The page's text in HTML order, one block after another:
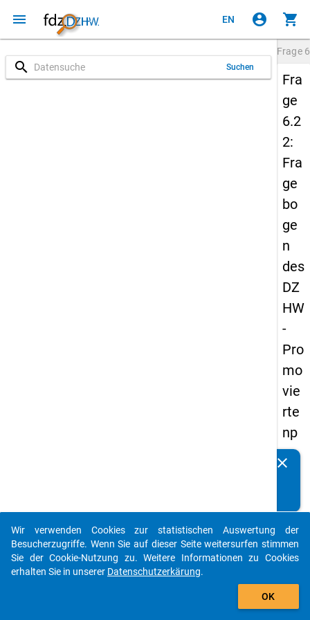
menu EN account_circle shopping_cart
search Suchen
Frage
Fra
ge
6.2
2:
Fra
ge
bo
ge
n
des
DZ
HW
-
Pro
mo
vie
rte
np
an
14
-
zw
clear
auto_stories
add_shopping_cart
Wir verwenden Cookies zur statistischen Auswertung der
Besucherzugriffe. Wenn Sie auf dieser Seite weitersurfen stimmen
Sie der Cookie-Nutzung zu. Weitere Informationen zu Cookies
erhalten Sie in unserer Datenschutzerkärung.
OK